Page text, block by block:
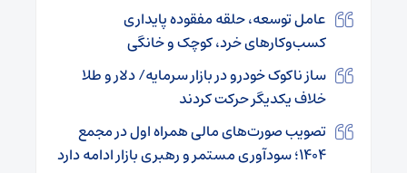
عامل توسعه، حلقه مفقوده پایداری
کسب‌وکارهای خرد، کوچک و خانگی
ساز ناکوک خودرو در بازار سرمایه/ دلار و طلا
خلاف یکدیگر حرکت کردند
تصویب صورت‌های مالی همراه اول در مجمع
۱۴۰۴؛ سودآوری مستمر و رهبری بازار ادامه دارد